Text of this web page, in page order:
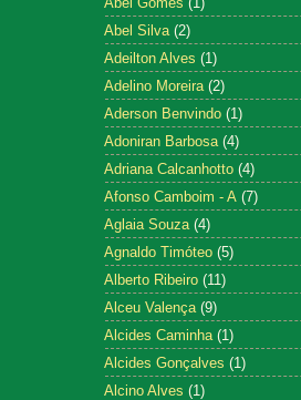
Abel Silva (2)
Adeilton Alves (1)
Adelino Moreira (2)
Aderson Benvindo (1)
Adoniran Barbosa (4)
Adriana Calcanhotto (4)
Afonso Camboim - A (7)
Aglaia Souza (4)
Agnaldo Timóteo (5)
Alberto Ribeiro (11)
Alceu Valença (9)
Alcides Caminha (1)
Alcides Gonçalves (1)
Alcino Alves (1)